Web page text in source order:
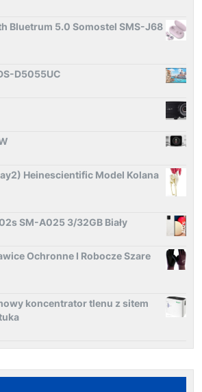
Bluetrum 5.0 Somostel SMS-J68
D5055UC
Heinescientific Model Kolana
SM-A025 3/32GB Biały
Ochronne I Robocze Szare
koncentrator tlenu z sitem